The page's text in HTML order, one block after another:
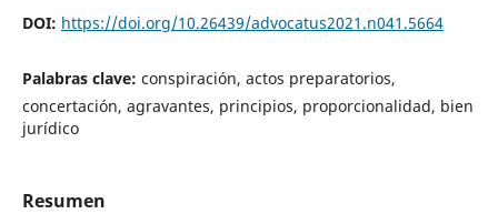
DOI: https://doi.org/10.26439/advocatus2021.n041.5664
Palabras clave: conspiración, actos preparatorios,
concertación, agravantes, principios, proporcionalidad, bien
jurídico
Resumen